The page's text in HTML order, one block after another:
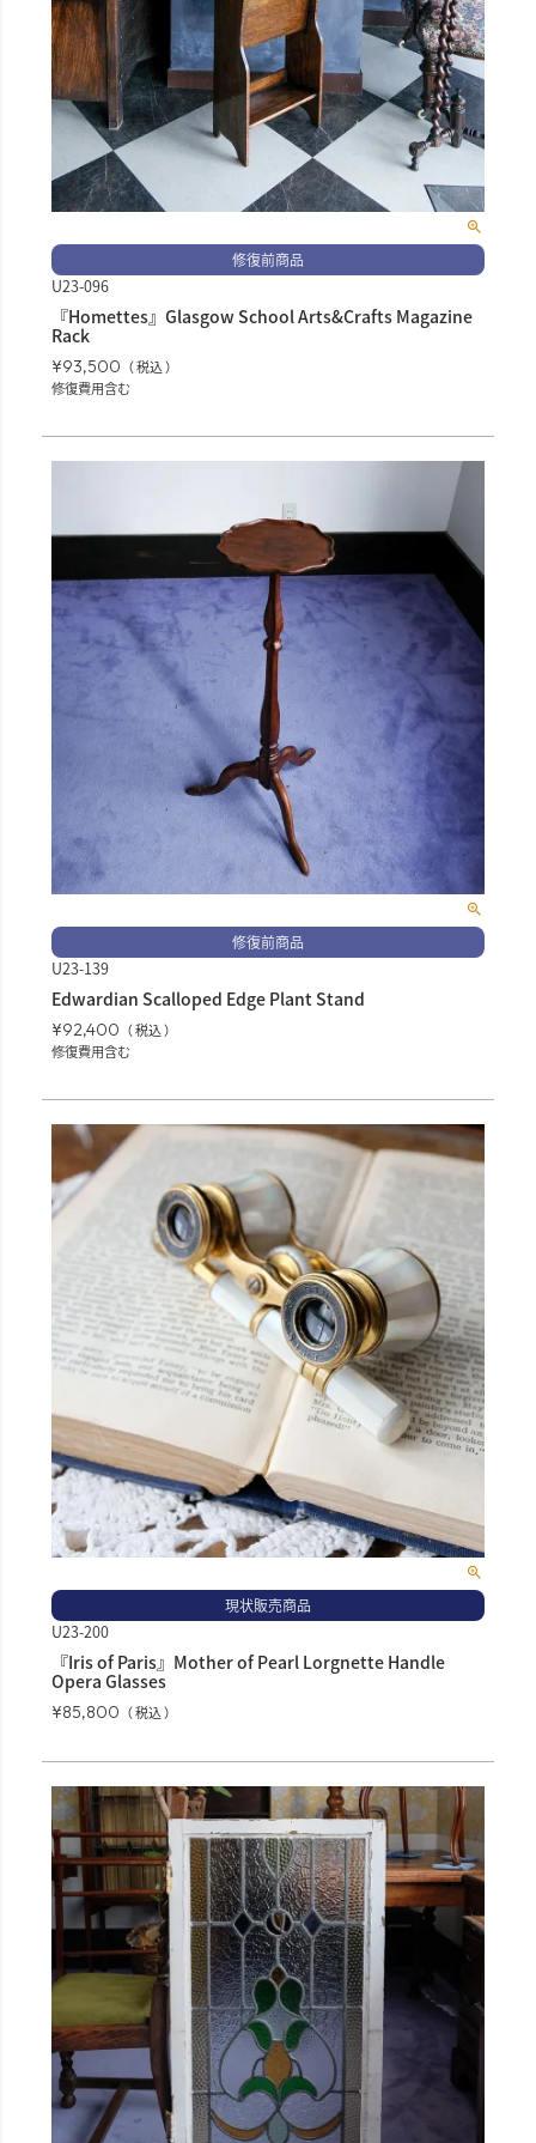
修復前商品
U23-096
『Homettes』Glasgow School Arts&Crafts Magazine
Rack
¥93,500
税込
修復費用含む
修復前商品
U23-139
Edwardian Scalloped Edge Plant Stand
¥92,400
税込
修復費用含む
現状販売商品
U23-200
『Iris of Paris』Mother of Pearl Lorgnette Handle
Opera Glasses
¥85,800 税込